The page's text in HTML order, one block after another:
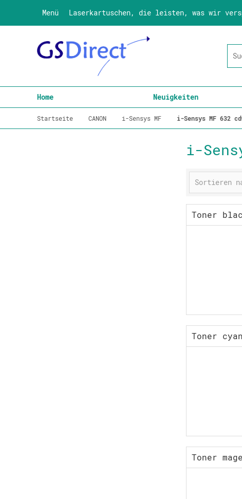
Menü Laserkartuschen, die leisten, was wir
Home Neuigkeiten
Startseite CANON i-Sensys MF i-Sensys MF 632
i-
Toner
Toner
Toner